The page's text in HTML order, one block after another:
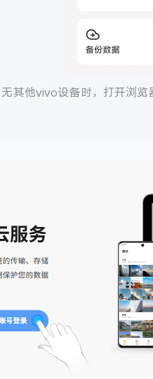
无其他vivo设备时，打开浏览